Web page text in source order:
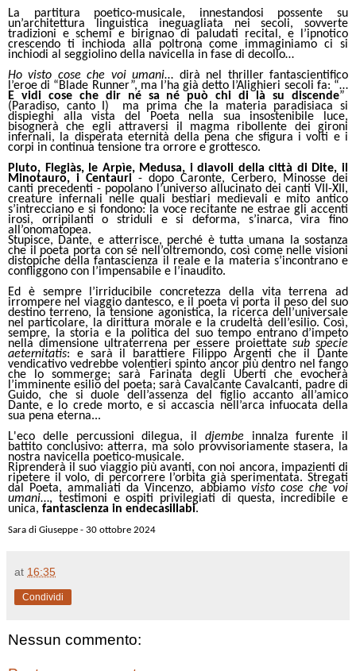
La partitura poetico-musicale, innestandosi possente su
un’architettura linguistica ineguagliata nei secoli, sovverte
tradizioni e schemi e birignao di paludati recital, e l’ipnotico
crescendo ti inchioda alla poltrona come immaginiamo ci si
inchiodi al seggiolino della navicella in fase di decollo…
Ho visto cose che voi umani… dirà nel thriller fantascientifico
l’eroe di “Blade Runner”, ma l’ha già detto l’Alighieri secoli fa: “…
E vidi cose che dir né sa né può chi di là su discende”
(Paradiso, canto I) ma prima che la materia paradisiaca si
dispieghi alla vista del Poeta nella sua insostenibile luce,
bisognerà che egli attraversi il magma ribollente dei gironi
infernali, la disperata eternità della pena che sfigura i volti e i
corpi in continua tensione tra orrore e grottesco.
Pluto, Flegiàs, le Arpìe, Medusa, i diavoli della città di Dite, il
Minotauro, i Centauri - dopo Caronte, Cerbero, Minosse dei
canti precedenti - popolano l’universo allucinato dei canti VII-XII,
creature infernali nelle quali bestiari medievali e mito antico
s’intrecciano e si fondono: la voce recitante ne estrae gli accenti
irosi, orripilanti o striduli e si deforma, s’inarca, vira fino
all’onomatopea.
Stupisce, Dante, e atterrisce, perché è tutta umana la sostanza
che il poeta porta con sé nell’oltremondo, così come nelle visioni
distopiche della fantascienza il reale e la materia s’incontrano e
confliggono con l’impensabile e l’inaudito.
Ed è sempre l’irriducibile concretezza della vita terrena ad
irrompere nel viaggio dantesco, e il poeta vi porta il peso del suo
destino terreno, la tensione agonistica, la ricerca dell’universale
nel particolare, la dirittura morale e la crudeltà dell’esilio. Così,
sempre, la storia e la politica del suo tempo entrano d’impeto
nella dimensione ultraterrena per essere proiettate sub specie
aeternitatis: e sarà il barattiere Filippo Argenti che il Dante
vendicativo vedrebbe volentieri spinto ancor più dentro nel fango
che lo sommerge; sarà Farinata degli Uberti che evocherà
l’imminente esilio del poeta; sarà Cavalcante Cavalcanti, padre di
Guido, che si duole dell’assenza del figlio accanto all’amico
Dante, e lo crede morto, e si accascia nell’arca infuocata della
sua pena eterna...
L'eco delle percussioni dilegua, il djembeinnalza furente il
battito conclusivo: atterra, ma solo provvisoriamente stasera, la
nostra navicella poetico-musicale.
Riprenderà il suo viaggio più avanti, con noi ancora, impazienti di
ripetere il volo, di percorrere l’orbita già sperimentata. Stregati
dal Poeta, ammaliati da Vincenzo, abbiamo visto cose che voi
umani…, testimoni e ospiti privilegiati di questa, incredibile e
unica, fantascienza in endecasillabi.
Sara di Giuseppe - 30 ottobre 2024
at 16:35
Condividi
Nessun commento: